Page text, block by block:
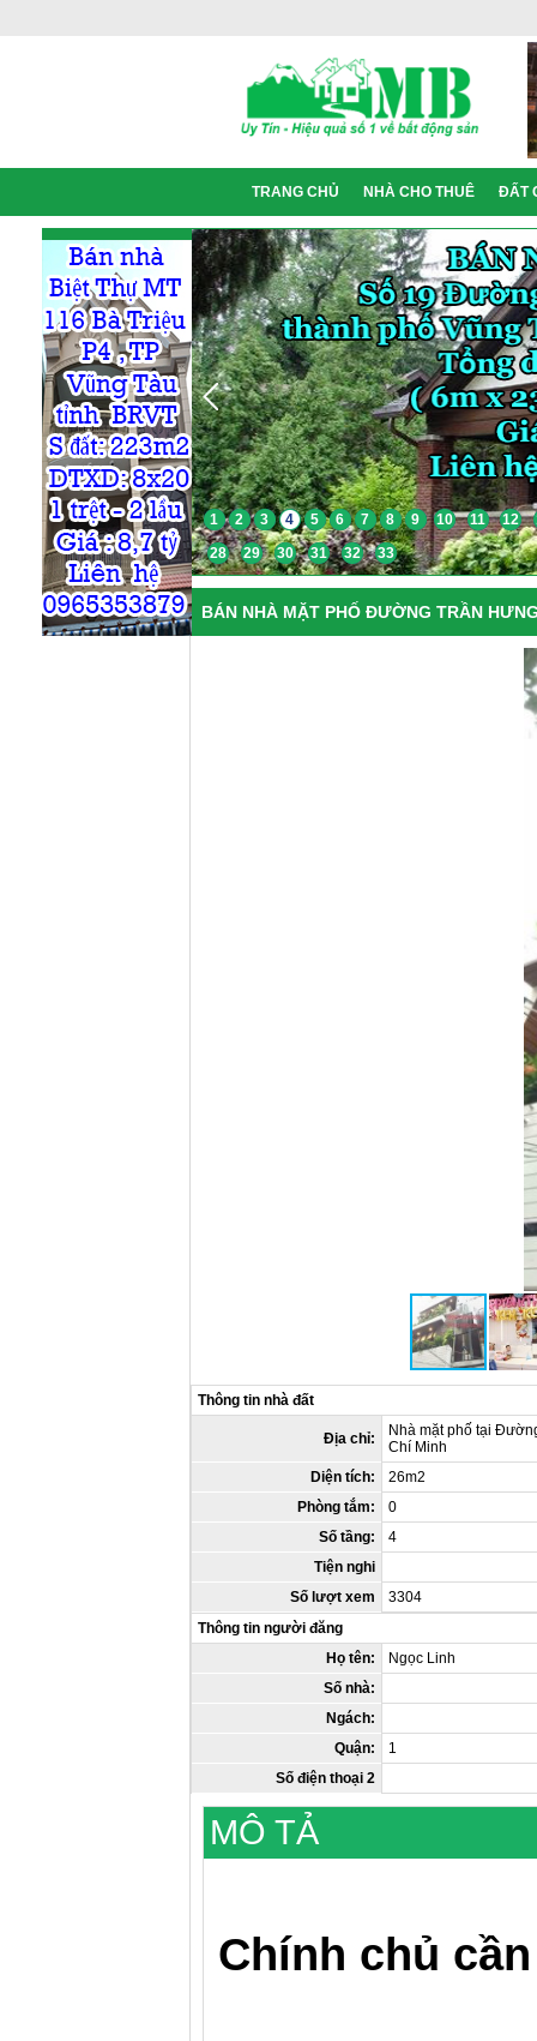
TRANG CHỦ NHÀ CHO THUÊ ĐẤT
1 2 3 4 5 6 7 8 9 10 11 12
28
29 30 31 32 33
BÁN NHÀ MẶT PHỐ ĐƯỜNG TRẦN
Thông tin nhà đất
Địa chỉ:
Nhà mặt phố tại
Chí Minh
Diện tích:
26m2
Phòng tắm:
0
Số tầng:
4
Tiện nghi
Số lượt xem
3304
Thông tin người đăng
Họ tên:
Ngọc Linh
Số nhà:
Ngách:
Quận:
1
Số điện thoại 2
MÔ TẢ
Chính chủ